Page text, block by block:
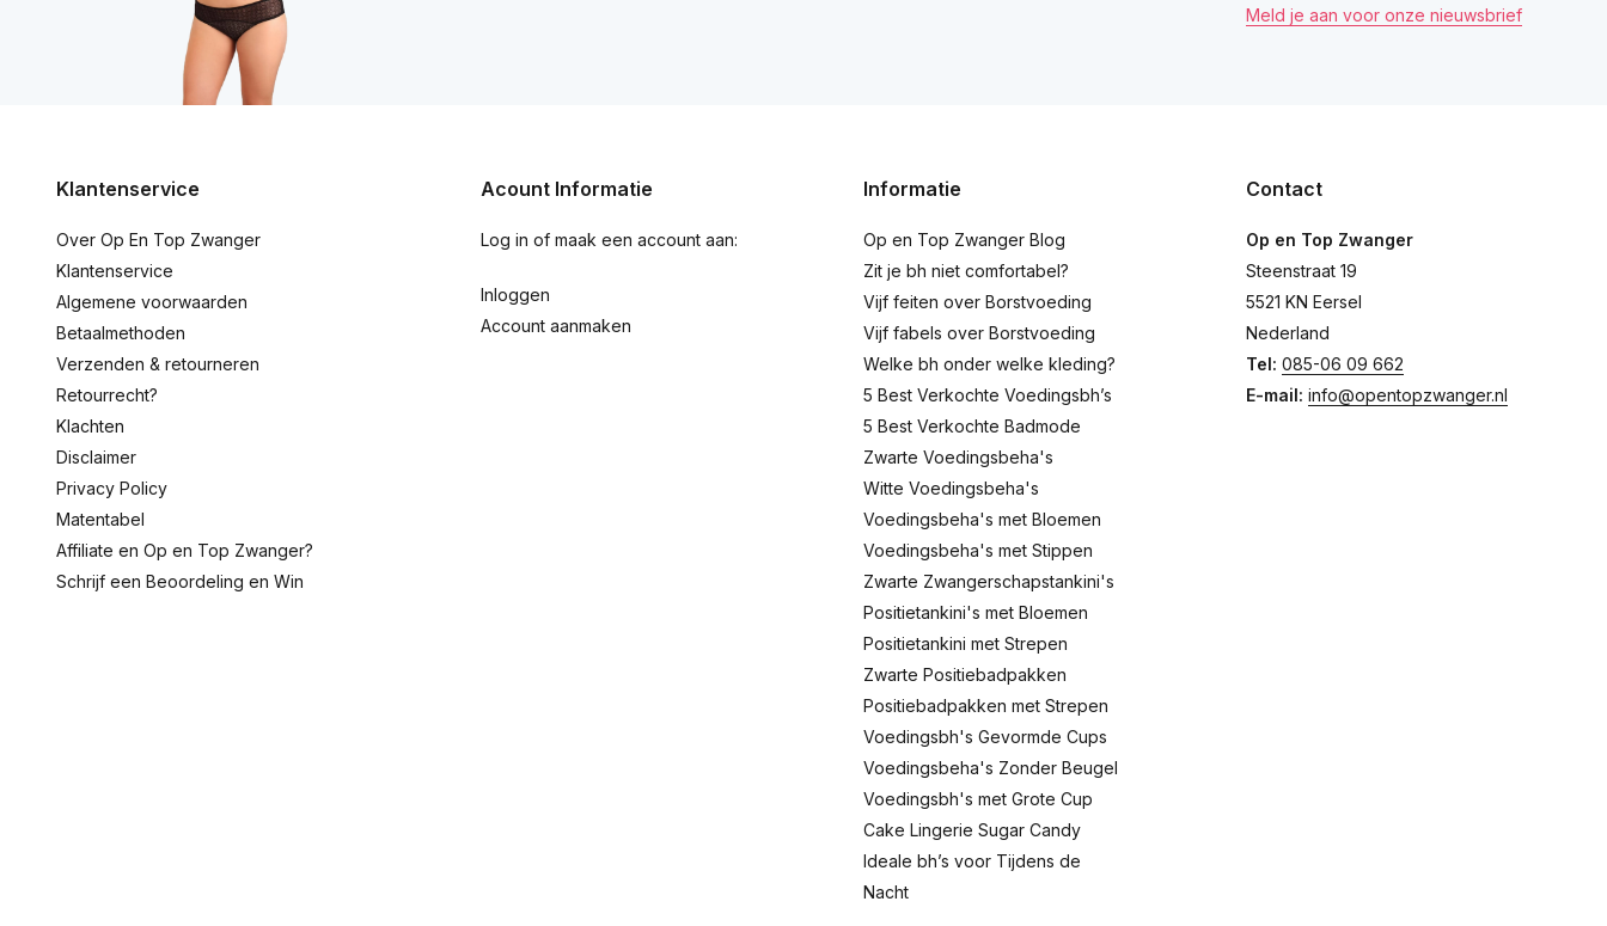
Meld je aan voor onze nieuwsbrief
Klantenservice
Over Op En Top Zwanger
Klantenservice
Algemene voorwaarden
Betaalmethoden
Verzenden & retourneren
Retourrecht?
Klachten
Disclaimer
Privacy Policy
Matentabel
Affiliate en Op en Top Zwanger?
Schrijf een Beoordeling en Win
Acount Informatie
Log in of maak een account aan:
Inloggen
Account aanmaken
Informatie
Op en Top Zwanger Blog
Zit je bh niet comfortabel?
Vijf feiten over Borstvoeding
Vijf fabels over Borstvoeding
Welke bh onder welke kleding?
5 Best Verkochte Voedingsbh’s
5 Best Verkochte Badmode
Zwarte Voedingsbeha's
Witte Voedingsbeha's
Voedingsbeha's met Bloemen
Voedingsbeha's met Stippen
Zwarte Zwangerschapstankini's
Positietankini's met Bloemen
Positietankini met Strepen
Zwarte Positiebadpakken
Positiebadpakken met Strepen
Voedingsbh's Gevormde Cups
Voedingsbeha's Zonder Beugel
Voedingsbh's met Grote Cup
Cake Lingerie Sugar Candy
Ideale bh’s voor Tijdens de
Nacht
Contact
Op en Top Zwanger
Steenstraat 19
5521 KN Eersel
Nederland
Tel: 085-06 09 662
E-mail: info@opentopzwanger.nl